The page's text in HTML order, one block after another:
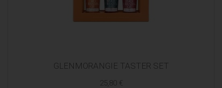
GLENMORANGIE TASTER SET
25,80 €